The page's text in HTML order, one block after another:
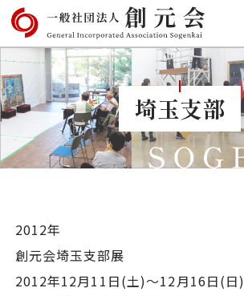
埼玉支部
2012年
創元会埼玉支部展
2012年12月11日(土)～12月16日(日)